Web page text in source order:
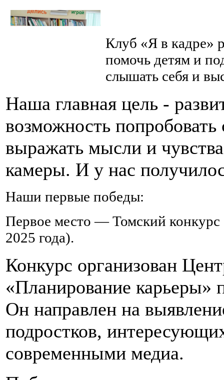
Клуб «Я в кадре»
помочь детям и
слышать себя и
Наша главная цель -
возможность попробовать
выражать мысли и
камеры. И у нас
Наши первые победы:
Первое место — Томский
2025 года).
Конкурс организован
«Планирование
Он направлен на
подростков,
современными медиа.